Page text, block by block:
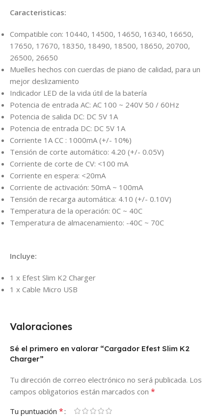
Caracteristicas:
Compatible con: 10440, 14500, 14650, 16340, 16650,
17650, 17670, 18350, 18490, 18500, 18650, 20700,
26500, 26650
Muelles hechos con cuerdas de piano de calidad, para un
mejor deslizamiento
Indicador LED de la vida útil de la batería
Potencia de entrada AC: AC 100 ~ 240V 50 / 60Hz
Potencia de salida DC: DC 5V 1A
Potencia de entrada DC: DC 5V 1A
Corriente 1A CC : 1000mA (+/- 10%)
Tensión de corte automático: 4.20 (+/- 0.05V)
Corriente de corte de CV: <100 mA
Corriente en espera: <20mA
Corriente de activación: 50mA ~ 100mA
Tensión de recarga automática: 4.10 (+/- 0.10V)
Temperatura de la operación: 0C ~ 40C
Temperatura de almacenamiento: -40C ~ 70C
Incluye:
1 x Efest Slim K2 Charger
1 x Cable Micro USB
Valoraciones
Sé el primero en valorar “Cargador Efest Slim K2
Charger”
Tu dirección de correo electrónico no será publicada. Los
campos obligatorios están marcados con *
Tu puntuación *